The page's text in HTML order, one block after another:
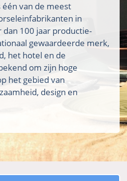
één van de meest
in
100 jaar productie-
gewaardeerde merk,
het hotel en de
om zijn hoge
het gebied van
design en